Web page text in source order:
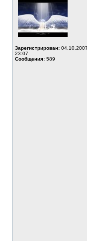
Зарегистрирован: 04.10.2007
23:07
Сообщения: 589